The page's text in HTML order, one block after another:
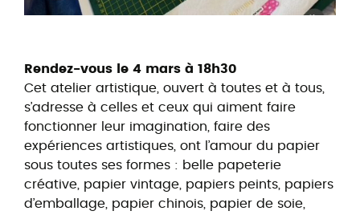
Rendez-vous le 4 mars à 18h30
Cet atelier artistique, ouvert à toutes et à tous,
s’adresse à celles et ceux qui aiment faire
fonctionner leur imagination, faire des
expériences artistiques, ont l’amour du papier
sous toutes ses formes : belle papeterie
créative, papier vintage, papiers peints, papiers
d’emballage, papier chinois, papier de soie,